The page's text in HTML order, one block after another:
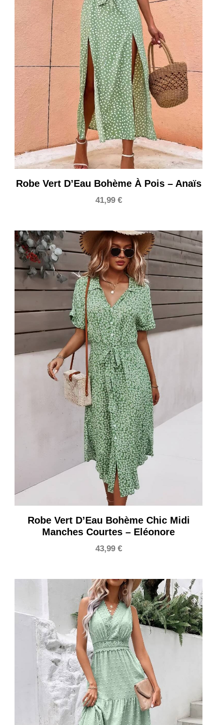
Robe Vert D’Eau Bohème À Pois – Anaïs
41,99 €
Robe Vert D’Eau Bohème Chic Midi
Manches Courtes – Eléonore
43,99 €